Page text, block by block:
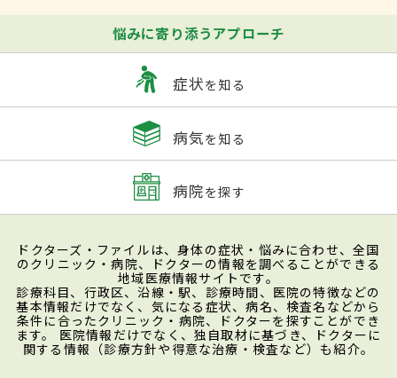
悩みに寄り添うアプローチ
症状を知る
病気を知る
病院を探す
ドクターズ・ファイルは、身体の症状・悩みに合わせ、全国
のクリニック・病院、ドクターの情報を調べることができる
地域医療情報サイトです。
診療科目、行政区、沿線・駅、診療時間、医院の特徴などの
基本情報だけでなく、気になる症状、病名、検査名などから
条件に合ったクリニック・病院、ドクターを探すことができ
ます。 医院情報だけでなく、独自取材に基づき、ドクターに
関する情報（診療方針や得意な治療・検査など）も紹介。